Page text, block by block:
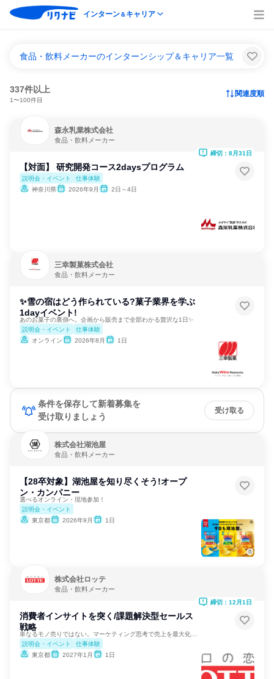
インターン＆キャリア
食品・飲料メーカーのインターンシップ＆キャリア一覧
337件以上
1〜100件目
関連度順
森永乳業株式会社
食品・飲料メーカー
【対面】 研究開発コース2daysプログラム
説明会・イベント
仕事体験
神奈川県
2026年9月 2日～4日
締切：8月31日
三幸製菓株式会社
食品・飲料メーカー
✨雪の宿はどう作られている?菓子業界を学ぶ
1dayイベント!
あのお菓子の裏側へ。企画から販売まで全部わかる贅沢な1日✨
説明会・イベント
仕事体験
オンライン
2026年8月 1日
条件を保存して新着募集を
受け取りましょう
受け取る
株式会社湖池屋
食品・飲料メーカー
【28卒対象】湖池屋を知り尽くそう!オープ
ン・カンパニー
選べるオンライン・現地参加！
説明会・イベント
東京都
2026年9月 1日
株式会社ロッテ
食品・飲料メーカー
消費者インサイトを突く/課題解決型セールス
戦略
説明会・イベント
仕事体験
東京都
2027年1月 1日
締切：12月1日